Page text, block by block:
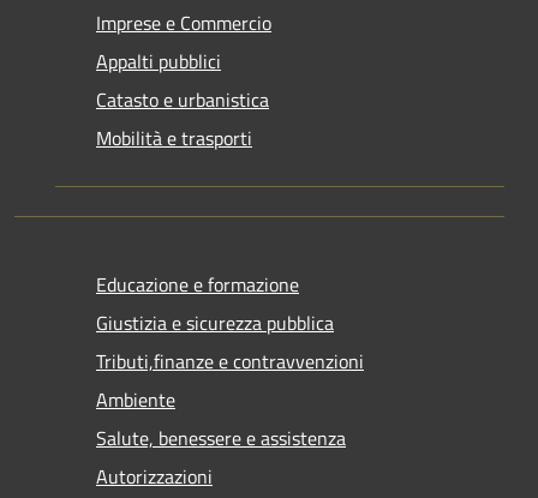
Imprese e Commercio
Appalti pubblici
Catasto e urbanistica
Mobilità e trasporti
Educazione e formazione
Giustizia e sicurezza pubblica
Tributi,finanze e contravvenzioni
Ambiente
Salute, benessere e assistenza
Autorizzazioni